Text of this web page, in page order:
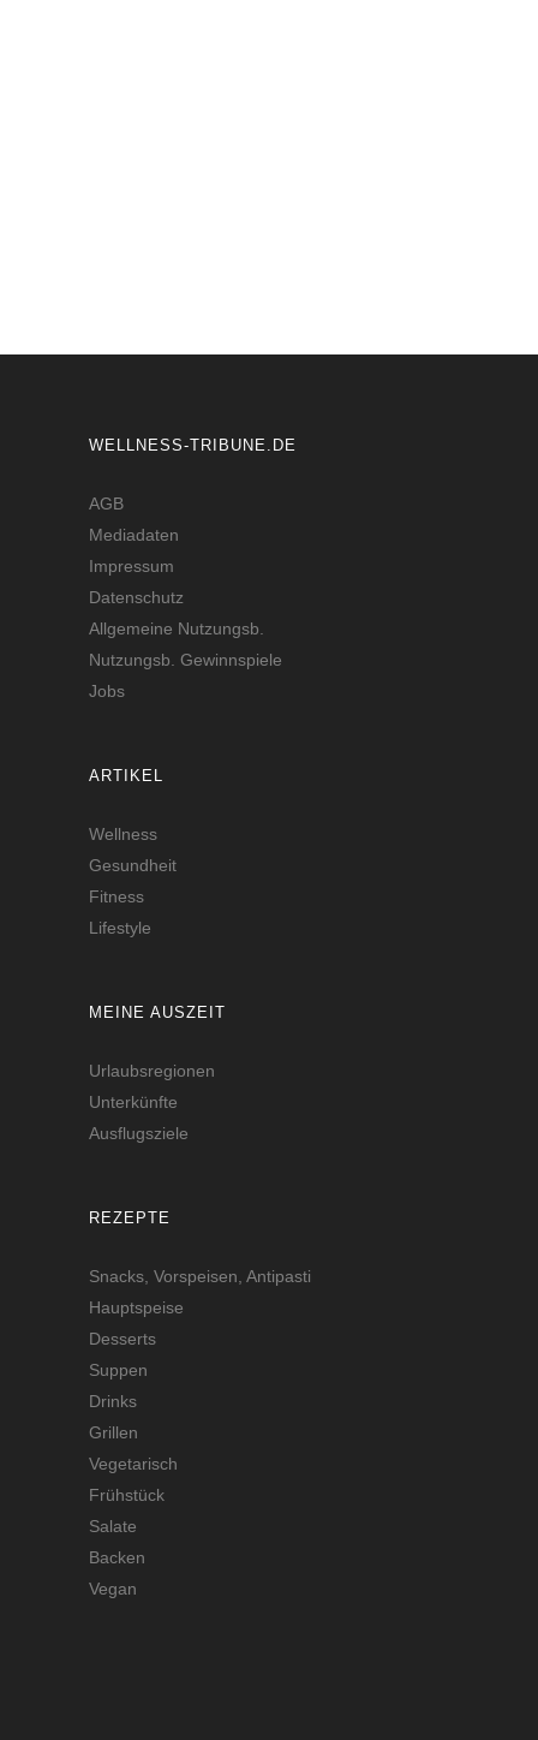
WELLNESS-TRIBUNE.DE
AGB
Mediadaten
Impressum
Datenschutz
Allgemeine Nutzungsb.
Nutzungsb. Gewinnspiele
Jobs
ARTIKEL
Wellness
Gesundheit
Fitness
Lifestyle
MEINE AUSZEIT
Urlaubsregionen
Unterkünfte
Ausflugsziele
REZEPTE
Snacks, Vorspeisen, Antipasti
Hauptspeise
Desserts
Suppen
Drinks
Grillen
Vegetarisch
Frühstück
Salate
Backen
Vegan